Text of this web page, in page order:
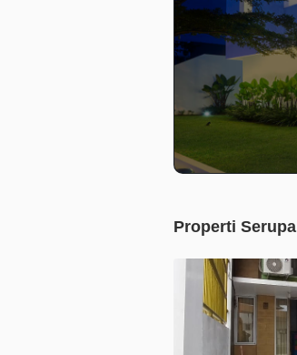
Properti Serupa